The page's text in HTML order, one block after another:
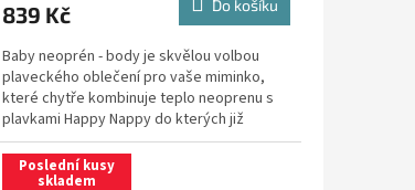
839 Kč Do košíku
Baby neoprén - body je skvělou volbou
plaveckého oblečení pro vaše miminko,
které chytře kombinuje teplo neoprenu s
plavkami Happy Nappy do kterých již
nepotřebujete žádnou...
Poslední kusy
skladem